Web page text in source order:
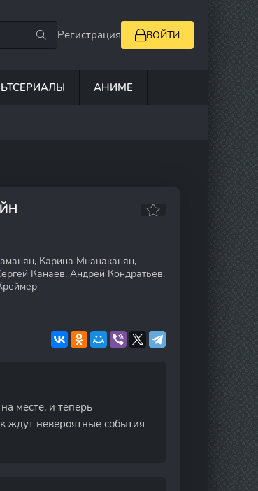
Регистрация ВОЙТИ
АНИМЕ
Карина Мнацаканян,
Канаев, Андрей Кондратьев,
месте, и теперь
ждут невероятные события